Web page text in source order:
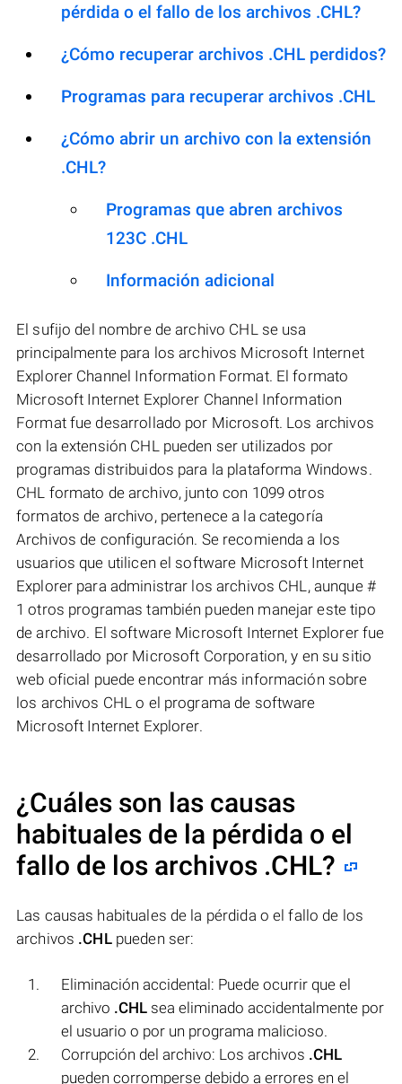
pérdida o el fallo de los archivos .CHL?
¿Cómo recuperar archivos .CHL perdidos?
Programas para recuperar archivos .CHL
¿Cómo abrir un archivo con la extensión
.CHL?
Programas que abren archivos
123C .CHL
Información adicional
El sufijo del nombre de archivo CHL se usa
principalmente para los archivos Microsoft Internet
Explorer Channel Information Format. El formato
Microsoft Internet Explorer Channel Information
Format fue desarrollado por Microsoft. Los archivos
con la extensión CHL pueden ser utilizados por
programas distribuidos para la plataforma Windows.
CHL formato de archivo, junto con 1099 otros
formatos de archivo, pertenece a la categoría
Archivos de configuración. Se recomienda a los
usuarios que utilicen el software Microsoft Internet
Explorer para administrar los archivos CHL, aunque #
1 otros programas también pueden manejar este tipo
de archivo. El software Microsoft Internet Explorer fue
desarrollado por Microsoft Corporation, y en su sitio
web oficial puede encontrar más información sobre
los archivos CHL o el programa de software
Microsoft Internet Explorer.
¿Cuáles son las causas
habituales de la pérdida o el
fallo de los archivos .CHL?
Las causas habituales de la pérdida o el fallo de los
archivos .CHLpueden ser:
Eliminación accidental: Puede ocurrir que el
archivo .CHL sea eliminado accidentalmente por
el usuario o por un programa malicioso.
Corrupción del archivo: Los archivos .CHL
pueden corromperse debido a errores en el